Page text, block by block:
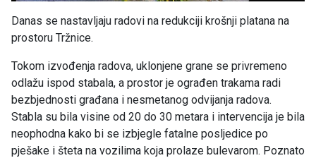
Danas se nastavljaju radovi na redukciji krošnji platana na
prostoru Tržnice.
Tokom izvođenja radova, uklonjene grane se privremeno
odlažu ispod stabala, a prostor je ograđen trakama radi
bezbjednosti građana i nesmetanog odvijanja radova.
Stabla su bila visine od 20 do 30 metara i intervencija je bila
neophodna kako bi se izbjegle fatalne posljedice po
pješake i šteta na vozilima koja prolaze bulevarom. Poznato